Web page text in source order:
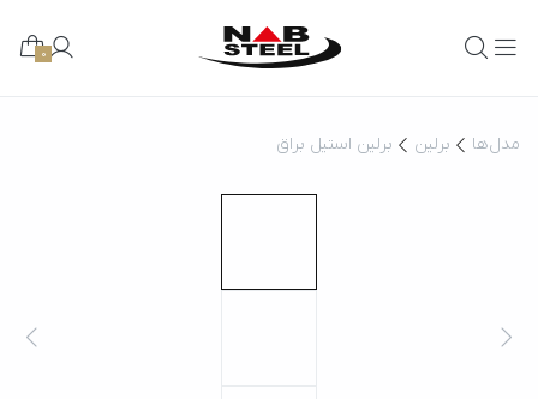
0
مدل‌ها برلین برلین استیل براق